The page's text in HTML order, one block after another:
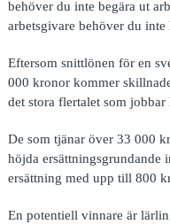
behöver du inte begära ut
arbetsgivare behöver du
Eftersom snittlönen för en
000 kronor kommer
det stora flertalet som
De som tjänar över 33 000
höjda ersättningsgrundande
ersättning med upp till 800
En potentiell vinnare är